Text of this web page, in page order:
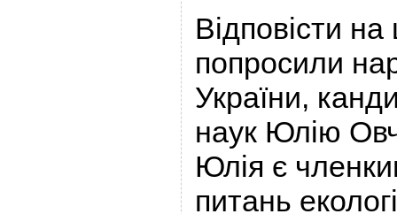
Відповісти
попросили
України,
наук Юлію
Юлія є
питань